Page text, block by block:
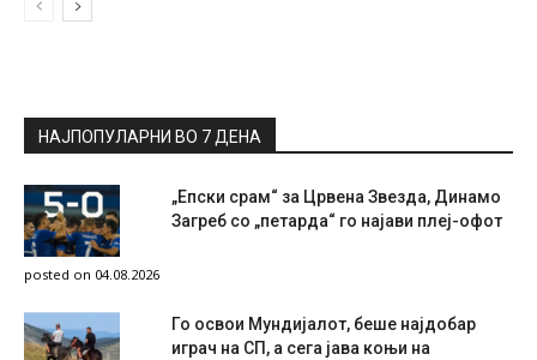
НАЈПОПУЛАРНИ ВО 7 ДЕНА
„Епски срам“ за Црвена Звезда, Динамо
Загреб со „петарда“ го најави плеј-офот
posted on 04.08.2026
Го освои Мундијалот, беше најдобар
играч на СП, а сега јава коњи на